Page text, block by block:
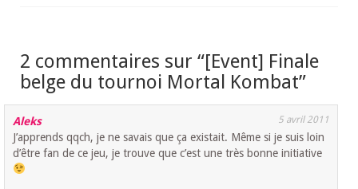
2 commentaires sur “[Event] Finale
belge du tournoi Mortal Kombat”
Aleks 5 avril 2011
J’apprends qqch, je ne savais que ça existait. Même si je suis loin
d’être fan de ce jeu, je trouve que c’est une très bonne initiative